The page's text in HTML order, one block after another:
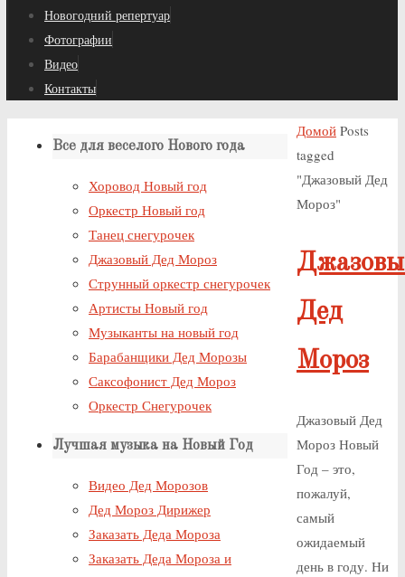
Новогодний репертуар
Фотографии
Видео
Контакты
Домой Posts
tagged
"Джазовый Дед
Мороз"
Дед
Мороз
Джазовый Дед
Мороз Новый
Год – это,
пожалуй,
самый
ожидаемый
день в году. Ни
Все для веселого Нового года
Хоровод Новый год
Оркестр Новый год
Танец снегурочек
Джазовый Дед Мороз
Струнный оркестр снегурочек
Артисты Новый год
Музыканты на новый год
Барабанщики Дед Морозы
Саксофонист Дед Мороз
Оркестр Снегурочек
Лучшая музыка на Новый Год
Видео Дед Морозов
Дед Мороз Дирижер
Заказать Деда Мороза
Заказать Деда Мороза и